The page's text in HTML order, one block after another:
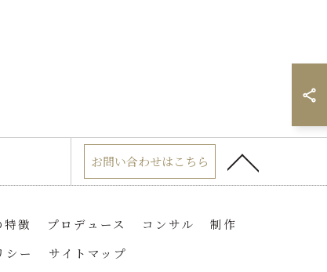
お問い合わせはこちら
特徴 プロデュース コンサル
制作
シー サイトマップ